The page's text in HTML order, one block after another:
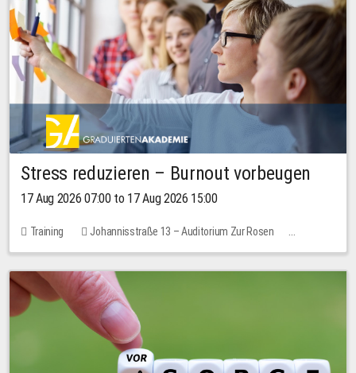
Stress reduzieren – Burnout vorbeugen
17 Aug 2026 07:00 to 17 Aug 2026 15:00
Training
Johannisstraße 13 – Auditorium Zur Rosen
1 place
10.00 EUR